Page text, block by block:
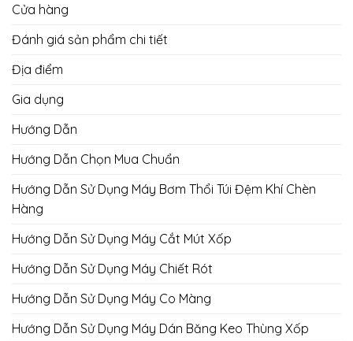
Cửa hàng
Đánh giá sản phẩm chi tiết
Địa điểm
Gia dụng
Hướng Dẫn
Hướng Dẫn Chọn Mua Chuẩn
Hướng Dẫn Sử Dụng Máy Bơm Thổi Túi Đệm Khí Chèn
Hàng
Hướng Dẫn Sử Dụng Máy Cắt Mút Xốp
Hướng Dẫn Sử Dụng Máy Chiết Rót
Hướng Dẫn Sử Dụng Máy Co Màng
Hướng Dẫn Sử Dụng Máy Dán Băng Keo Thùng Xốp